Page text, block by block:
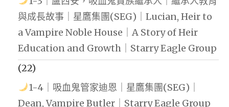
與成長故事｜星鷹集團(SEG)｜Lucian, Heir to
a Vampire Noble House｜A Story of Heir
Education and Growth｜Starry Eagle Group
(22)
1-4｜吸血鬼管家迪恩｜星鷹集團(SEG)｜
Dean, Vampire Butler｜Starry Eagle Group